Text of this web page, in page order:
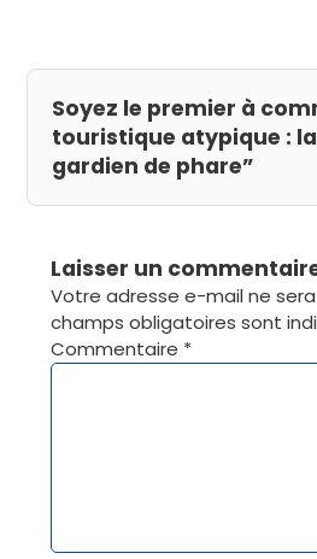
Soyez le premier à
touristique atypique :
gardien de phare”
Laisser un
Votre adresse e-mail ne
champs obligatoires sont
Commentaire *